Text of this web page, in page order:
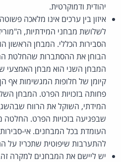
יהודית ודמוקרטית.
איזון בין ערכים אינו מלאכה
לשלושת מבחני המידתיות,
הסבירות הכללי. המבחן הראשון
הבוחן את ההסתברות שהחלטת
המבחן השני הוא מבחן האמצעי
קיומן של חלופות המגשימות אף
פחותה בזכויות הפרט. המבחן
המידתי, השוקל את הרווח
שבפגיעה בזכויות הפרט. החלטה
העומדת בכל המבחנים. אי-סבירות
להתערבות שיפוטית שתכריז על
יש ליישם את המבחנים למקרה